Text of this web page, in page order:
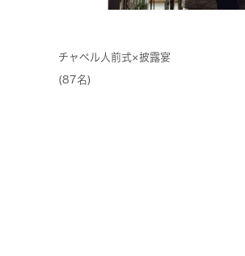
チャペル人前式×披露宴
(87名)